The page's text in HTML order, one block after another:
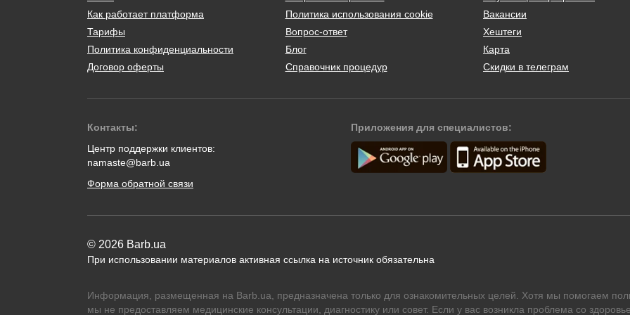
Как работает платформа
Тарифы
Политика конфиденциальности
Договор оферты
Политика использования cookie
Вопрос-ответ
Блог
Справочник процедур
Вакансии
Хештеги
Карта
Скидки в телеграм
Контакты:
Центр поддержки клиентов:
namaste@barb.ua
Форма обратной связи
Приложения для специалистов:
© 2026 Barb.ua
При использовании материалов активная ссылка на источник обязательна
Информация, размещенная на Barb.ua, предназначена только для ознакомительных целей. Хотя мы помогаем
мы не предоставляем медицинские консультации, диагностику или совет. Если у вас возникла проблема со